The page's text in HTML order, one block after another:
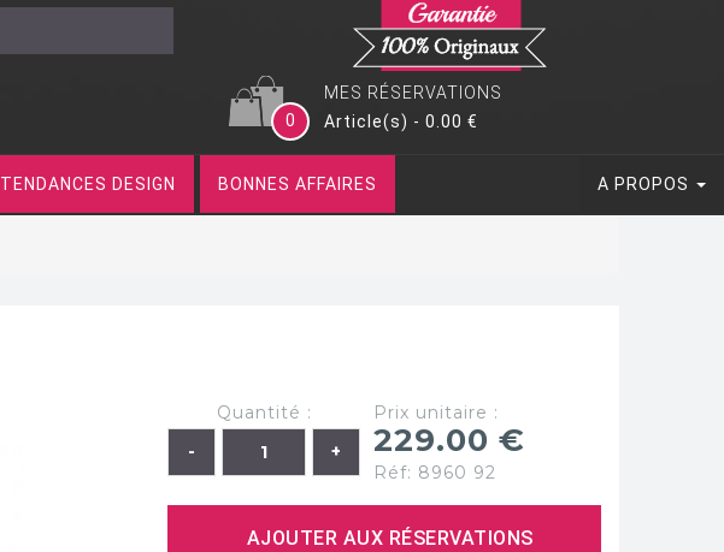
MES RÉSERVATIONS
0
Article(s) - 0.00 €
TENDANCES DESIGN BONNES AFFAIRES A PROPOS
Quantité : Prix unitaire :
229.00 €
Réf: 8960 92
AJOUTER AUX RÉSERVATIONS